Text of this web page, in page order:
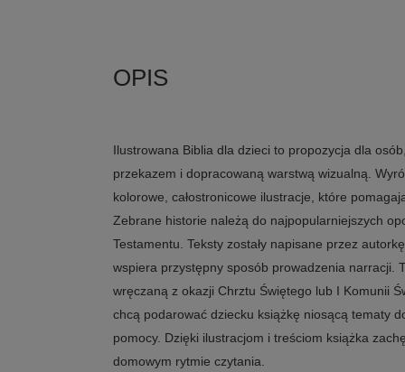
Ilustrowana Biblia dla dzieci to propozycja dla
przekazem i dopracowaną warstwą wizualną.
kolorowe, całostronicowe ilustracje, które
Zebrane historie należą do najpopularniejszych
Testamentu. Teksty zostały napisane przez
wspiera przystępny sposób prowadzenia narracji.
wręczaną z okazji Chrztu Świętego lub I Komunii
chcą podarować dziecku książkę niosącą tematy
pomocy. Dzięki ilustracjom i treściom książka
domowym rytmie czytania.